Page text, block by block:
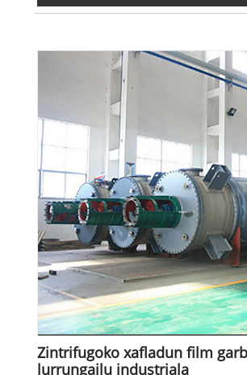
Zintrifugoko xafladun film
lurrungailu industriala